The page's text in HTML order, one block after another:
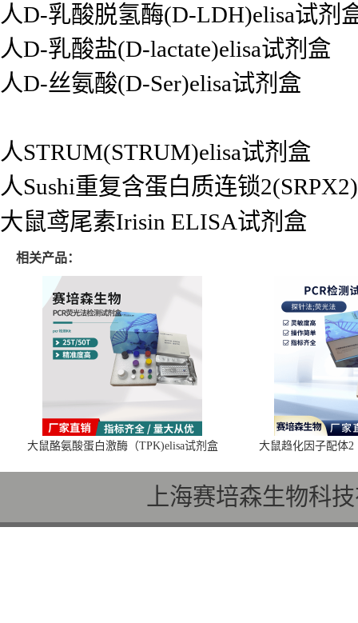
人D-乳酸脱氢酶(D-LDH)elisa试剂
人D-乳酸盐(D-lactate)elisa试剂盒
人D-丝氨酸(D-Ser)elisa试剂盒
人STRUM(STRUM)elisa试剂盒
人Sushi重复含蛋白质连锁
大鼠鸢尾素Irisin ELISA试剂盒
相关产品：
大鼠酪氨酸蛋白激酶（TPK)elisa试剂盒 大鼠趋化因子配体2
上海赛培森生物科